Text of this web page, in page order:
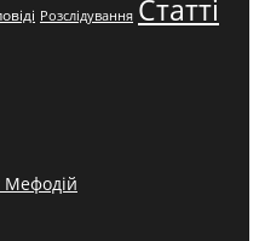
Розслідування Статті